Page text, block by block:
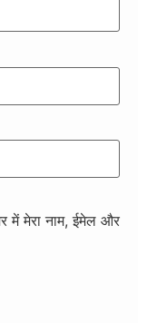
में मेरा नाम, ईमेल और